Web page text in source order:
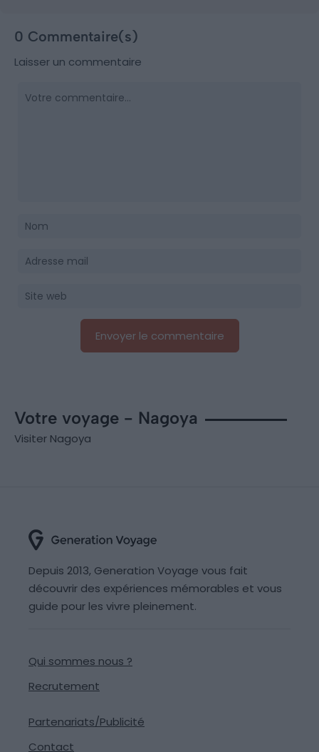
0 Commentaire(s)
Laisser un commentaire
Votre voyage - Nagoya
Visiter Nagoya
Depuis 2013, Generation Voyage vous fait
découvrir des expériences mémorables et vous
guide pour les vivre pleinement.
Qui sommes nous ?
Recrutement
Partenariats/Publicité
Contact